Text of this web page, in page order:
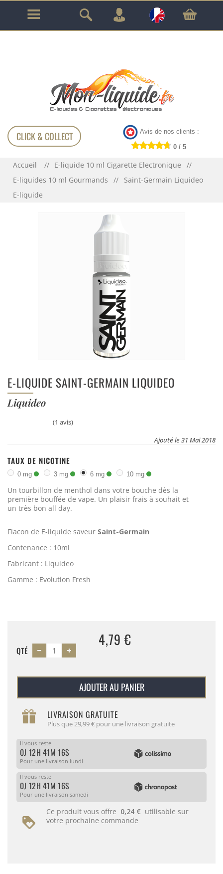
GARANTIE À VIE SUR TOUT LE MATÉRIEL
!!!
CLICK & COLLECT Avis de nos clients :
0 / 5
Accueil
E-liquide 10 ml Cigarette Electronique
E-liquides 10 ml Gourmands
Saint-Germain Liquideo
E-liquide
E-LIQUIDE SAINT-GERMAIN LIQUIDEO
Liquideo
(1 avis)
Ajouté le 31 Mai 2018
TAUX DE NICOTINE
0 mg 3 mg 6 mg 10 mg
Un tourbillon de menthol dans votre bouche dès la
première bouffée de vape. Un plaisir frais à souhait et
un très bon all day.
Flacon de E-liquide saveur Saint-Germain
Contenance : 10ml
Fabricant : Liquideo
Gamme : Evolution Fresh
QTÉ
4,79 €
AJOUTER AU PANIER
LIVRAISON GRATUITE
Plus que 29,99 € pour une livraison gratuite
Il vous reste
0J 12H 41M 16S
Pour une livraison lundi
Il vous reste
0J 12H 41M 16S
Pour une livraison samedi
Ce produit vous offre 0,24 € utilisable sur
votre prochaine commande